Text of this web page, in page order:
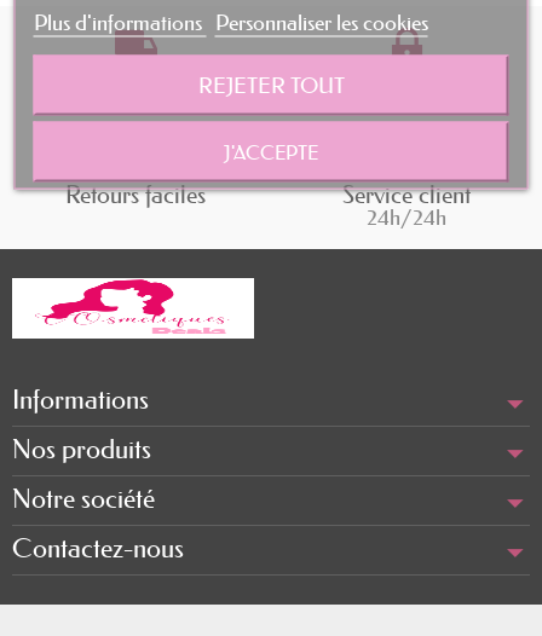
Livraison Rapide Paiement sécurisé
Retours faciles Service client
24h/24h
Informations
Nos produits
Notre société
Contactez-nous
Plus d'informations Personnaliser les cookies
REJETER TOUT
J'ACCEPTE